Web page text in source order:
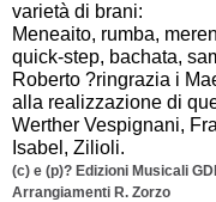
varietà di brani:
Meneaito, rumba,
quick-step, bachata,
Roberto ?ringrazia i
alla realizzazione di
Werther Vespignani,
Isabel, Zilioli.
(c) e (p)? Edizioni Musicali
Arrangiamenti R. Zorzo